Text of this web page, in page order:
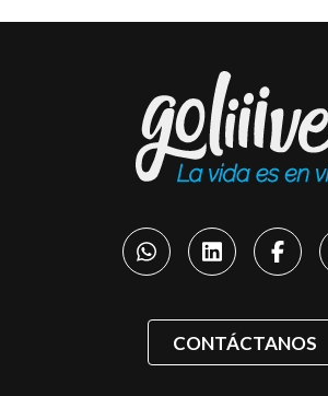
CONTÁCTANOS